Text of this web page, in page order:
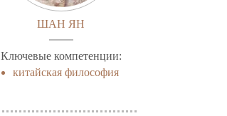
ШАН ЯН
Ключевые компетенции:
китайская философия